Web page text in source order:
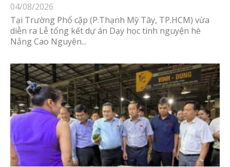
04/08/2026
Tại Trường Phổ cập (P.Thạnh Mỹ Tây, TP.HCM) vừa
diễn ra Lễ tổng kết dự án Dạy học tình nguyện hè
Nắng Cao Nguyên...